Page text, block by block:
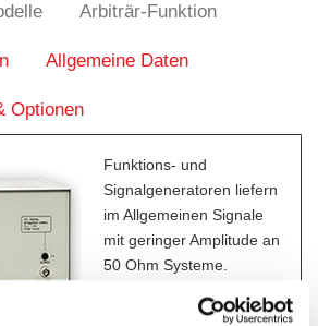
Arbiträr-Funktion
Allgemeine Daten
Optionen
Funktions- und
Signalgeneratoren liefern
im Allgemeinen Signale
mit geringer Amplitude an
50 Ohm Systeme.
und Verstärkung ist somit